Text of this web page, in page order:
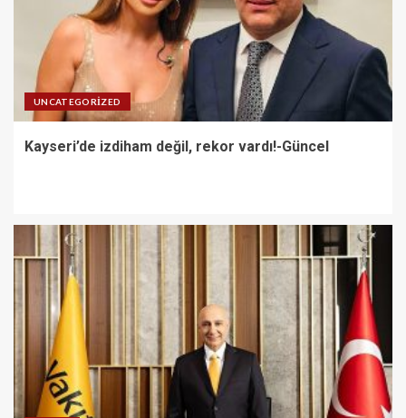
UNCATEGORIZED
Kayseri’de izdiham değil, rekor vardı!-Güncel